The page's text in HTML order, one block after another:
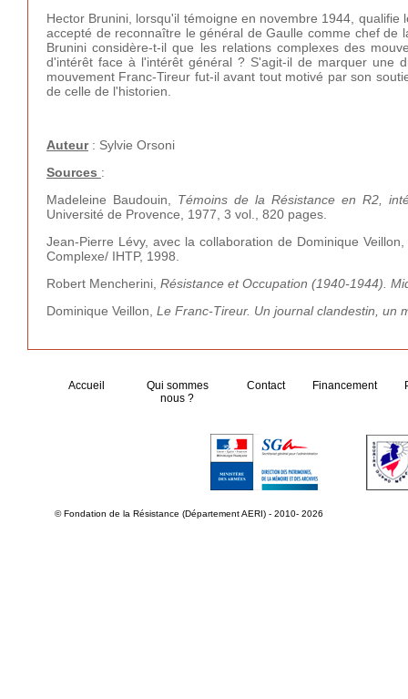
Hector Brunini, lorsqu'il témoigne en novembre 1944,
accepté de reconnaître le général de Gaulle comme chef de
Brunini considère-t-il que les relations complexes des
d'intérêt face à l'intérêt général ? S'agit-il de marquer une
mouvement Franc-Tireur fut-il avant tout motivé par son
de celle de l'historien.
Auteur: Sylvie Orsoni
Sources :
Madeleine Baudouin, Témoins de la Résistance en R2,
Université de Provence, 1977, 3 vol., 820 pages.
Jean-Pierre Lévy, avec la collaboration de Dominique Veillon,
Complexe/ IHTP, 1998.
Robert Mencherini, Résistance et Occupation (1940-1944).
Dominique Veillon, Le Franc-Tireur. Un journal clandestin, un
Accueil
Qui sommes
nous ?
Contact Financement
© Fondation de la Résistance (Département AERI) - 2010- 2026